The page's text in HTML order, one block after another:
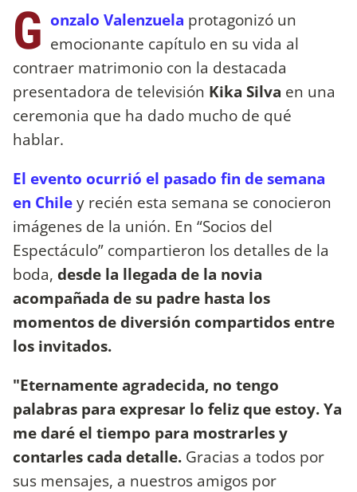
G onzalo Valenzuela protagonizó un
emocionante capítulo en su vida al
contraer matrimonio con la destacada
presentadora de televisión Kika Silva en una
ceremonia que ha dado mucho de qué
hablar.
El evento ocurrió el pasado fin de semana
en Chiley recién esta semana se conocieron
imágenes de la unión. En “Socios del
Espectáculo” compartieron los detalles de la
boda, desde la llegada de la novia
acompañada de su padre hasta los
momentos de diversión compartidos entre
los invitados.
"Eternamente agradecida, no tengo
palabras para expresar lo feliz que estoy. Ya
me daré el tiempo para mostrarles y
contarles cada detalle. Gracias a todos por
sus mensajes, a nuestros amigos por